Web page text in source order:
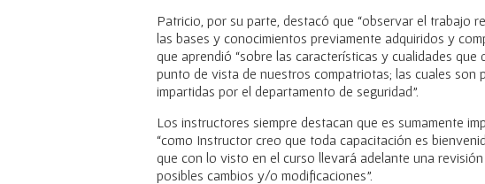
Patricio, por su parte, destacó que “observar el trabajo
las bases y conocimientos previamente adquiridos y
que aprendió “sobre las características y cualidades
punto de vista de nuestros compatriotas; las cuales son
impartidas por el departamento de seguridad”.
Los instructores siempre destacan que es sumamente
“como Instructor creo que toda capacitación es
que con lo visto en el curso llevará adelante una
posibles cambios y/o modificaciones”.